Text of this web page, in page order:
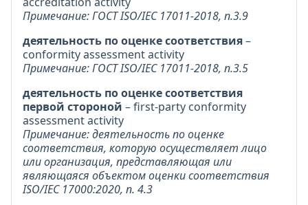
Примечание: ГОСТ ISO/IEC 17011-2018, п.3.9
деятельность по оценке соответствия–
conformity assessment activity
Примечание: ГОСТ ISO/IEC 17011-2018, п.3.5
деятельность по оценке соответствия
первой стороной – first-party conformity
assessment activity
Примечание: деятельность по оценке
соответствия, которую осуществляет лицо
или организация, представляющая или
являющаяся объектом оценки соответствия
ISO/IEC 17000:2020, п. 4.3